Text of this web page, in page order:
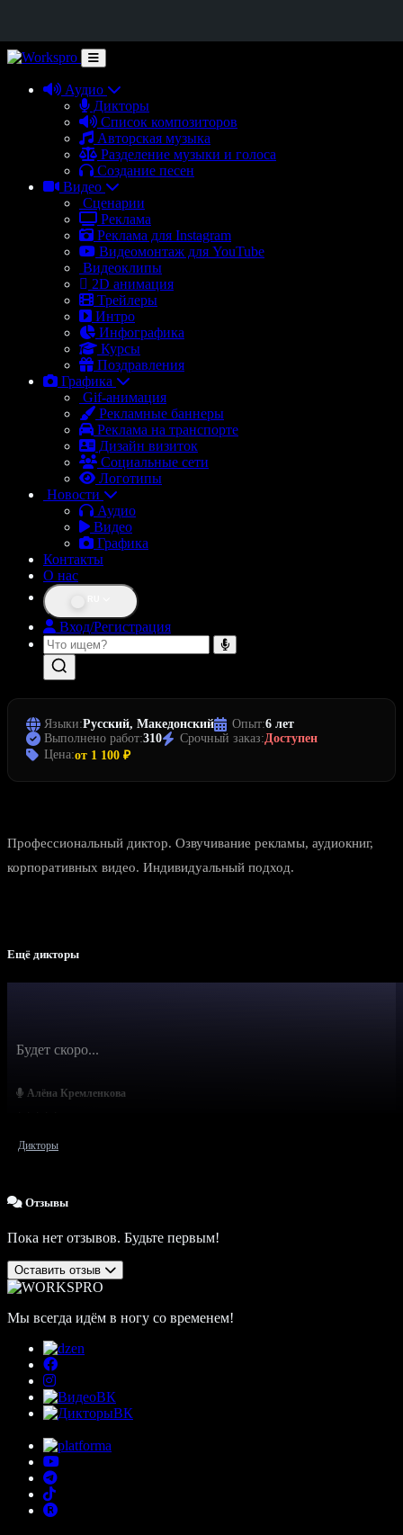
Аудио
Дикторы
Список композиторов
Авторская музыка
Разделение музыки и голоса
Создание песен
Видео
Сценарии
Реклама
Реклама для Instagram
Видеомонтаж для YouTube
Видеоклипы
2D анимация
Трейлеры
Интро
Инфографика
Курсы
Поздравления
Графика
Gif-анимация
Рекламные баннеры
Реклама на транспорте
Дизайн визиток
Социальные сети
Логотипы
Новости
Аудио
Видео
Графика
Контакты
О нас
Вход/Регистрация
Языки:Русский, Македонский Опыт:6 лет
Выполнено работ:310 Срочный заказ:Доступен
Цена:от 1 100 ₽
Профессиональный диктор. Озвучивание рекламы, аудиокниг,
корпоративных видео. Индивидуальный подход.
Ещё дикторы
Алёна Кремленкова
Будет скоро...
Дикторы
Отзывы
Пока нет отзывов. Будьте первым!
Оставить отзыв
Мы всегда идём в ногу со временем!